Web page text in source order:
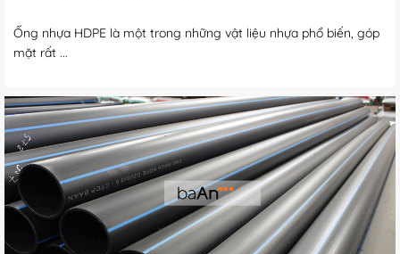
Ống nhựa HDPE là một trong những vật liệu nhựa phổ biến, góp
mặt rất ...